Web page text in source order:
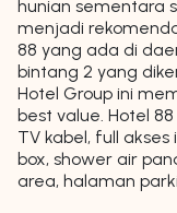
hunian sementara
menjadi
88 yang ada di
bintang 2 yang
Hotel Group ini
best value. Hotel
TV kabel, full
box, shower air
area, halaman